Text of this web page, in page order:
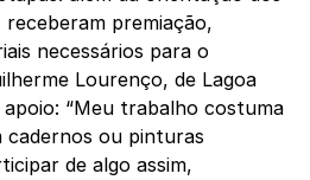
premiação,
necessários para o
Lourenço, de Lagoa
“Meu trabalho costuma
cadernos ou pinturas
de algo assim,